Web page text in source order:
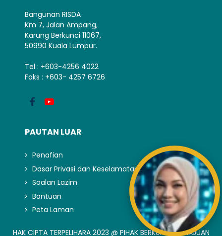
Bangunan RISDA
Km 7, Jalan Ampang,
Karung Berkunci 11067,
50990 Kuala Lumpur.
Tel : +603-4256 4022
Faks : +603- 4257 6726
PAUTAN LUAR
Penafian
Dasar Privasi dan Keselamatan
Soalan Lazim
Bantuan
Peta Laman
HAK CIPTA TERPELIHARA 2023 @ PIHAK BERKUASA KEMAJUAN